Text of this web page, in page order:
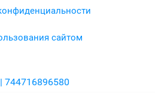
сайтом
744716896580